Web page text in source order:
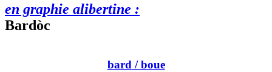
en graphie alibertine :
Bardòc
bard/ boue